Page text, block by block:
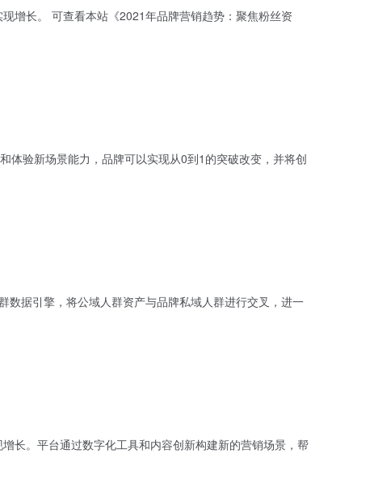
焦粉丝资
体验新场景能力，品牌可以实现从0到1的突破改变，并将创
据引擎，将公域人群资产与品牌私域人群进行交叉，进一
长。平台通过数字化工具和内容创新构建新的营销场景，帮